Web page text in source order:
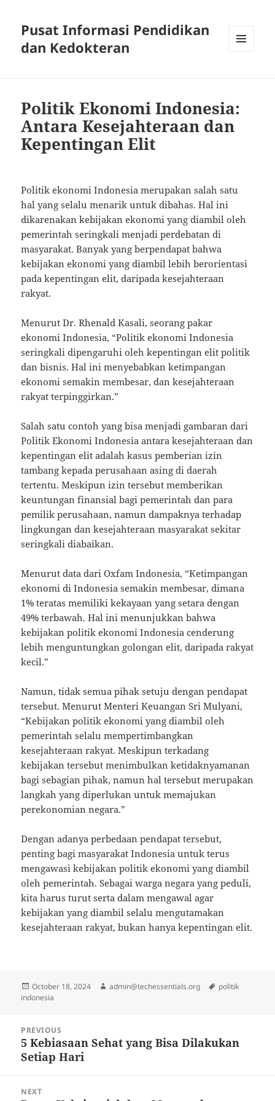
Pusat Informasi Pendidikan
dan Kedokteran
Politik Ekonomi Indonesia:
Antara Kesejahteraan dan
Kepentingan Elit
Politik ekonomi Indonesia merupakan salah satu
hal yang selalu menarik untuk dibahas. Hal ini
dikarenakan kebijakan ekonomi yang diambil oleh
pemerintah seringkali menjadi perdebatan di
masyarakat. Banyak yang berpendapat bahwa
kebijakan ekonomi yang diambil lebih berorientasi
pada kepentingan elit, daripada kesejahteraan
rakyat.
Menurut Dr. Rhenald Kasali, seorang pakar
ekonomi Indonesia, “Politik ekonomi Indonesia
seringkali dipengaruhi oleh kepentingan elit politik
dan bisnis. Hal ini menyebabkan ketimpangan
ekonomi semakin membesar, dan kesejahteraan
rakyat terpinggirkan.”
Salah satu contoh yang bisa menjadi gambaran dari
Politik Ekonomi Indonesia antara kesejahteraan dan
kepentingan elit adalah kasus pemberian izin
tambang kepada perusahaan asing di daerah
tertentu. Meskipun izin tersebut memberikan
keuntungan finansial bagi pemerintah dan para
pemilik perusahaan, namun dampaknya terhadap
lingkungan dan kesejahteraan masyarakat sekitar
seringkali diabaikan.
Menurut data dari Oxfam Indonesia, “Ketimpangan
ekonomi di Indonesia semakin membesar, dimana
1% teratas memiliki kekayaan yang setara dengan
49% terbawah. Hal ini menunjukkan bahwa
kebijakan politik ekonomi Indonesia cenderung
lebih menguntungkan golongan elit, daripada rakyat
kecil.”
Namun, tidak semua pihak setuju dengan pendapat
tersebut. Menurut Menteri Keuangan Sri Mulyani,
“Kebijakan politik ekonomi yang diambil oleh
pemerintah selalu mempertimbangkan
kesejahteraan rakyat. Meskipun terkadang
kebijakan tersebut menimbulkan ketidaknyamanan
bagi sebagian pihak, namun hal tersebut merupakan
langkah yang diperlukan untuk memajukan
perekonomian negara.”
Dengan adanya perbedaan pendapat tersebut,
penting bagi masyarakat Indonesia untuk terus
mengawasi kebijakan politik ekonomi yang diambil
oleh pemerintah. Sebagai warga negara yang peduli,
kita harus turut serta dalam mengawal agar
kebijakan yang diambil selalu mengutamakan
kesejahteraan rakyat, bukan hanya kepentingan elit.
Posted
on
October 18, 2024 Author
admin@techessentials.org Tags
politik
indonesia
navigation
PREVIOUS
Previous
post:
5 Kebiasaan Sehat yang Bisa Dilakukan
Setiap Hari
NEXT